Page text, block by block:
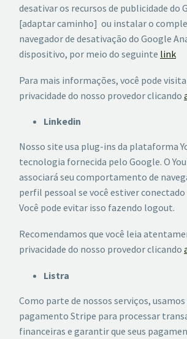
desativar os recursos de publicidade do
[adaptar caminho] ou instalar o
navegador de desativação do Google
dispositivo, por meio do seguinte link
Para mais informações, você pode
privacidade do nosso provedor clicando
Linkedin
Nosso site usa plug-ins da plataforma
tecnologia fornecida pelo Google. O
associará seu comportamento de
perfil pessoal se você estiver conectado
Você pode evitar isso fazendo logout.
Recomendamos que você leia
privacidade do nosso provedor clicando
Listra
Como parte de nossos serviços,
pagamento Stripe para processar
financeiras e garantir que seus